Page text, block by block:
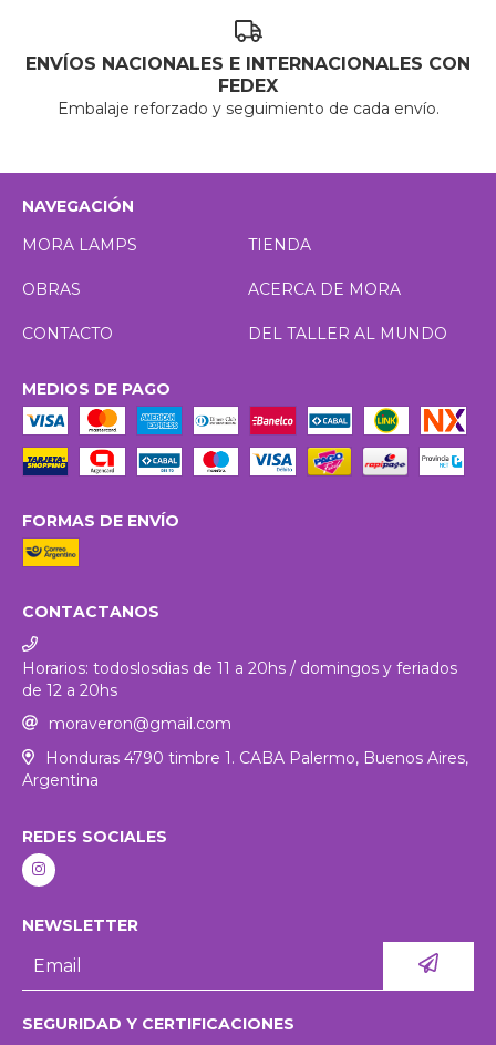
ENVÍOS NACIONALES E INTERNACIONALES CON
FEDEX
Embalaje reforzado y seguimiento de cada envío.
NAVEGACIÓN
MORA LAMPS
TIENDA
OBRAS ACERCA DE MORA
CONTACTO DEL TALLER AL MUNDO
MEDIOS DE PAGO
FORMAS DE ENVÍO
CONTACTANOS
Horarios: todoslosdias de 11 a 20hs / domingos y feriados
de 12 a 20hs
moraveron@gmail.com
Honduras 4790 timbre 1. CABA Palermo, Buenos Aires,
Argentina
REDES SOCIALES
NEWSLETTER
SEGURIDAD Y CERTIFICACIONES